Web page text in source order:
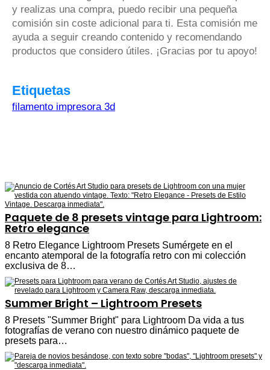
y realizas una compra, puedo recibir una pequeña
comisión sin coste adicional para ti. Esta comisión me
ayuda a seguir creando contenido y recomendando
productos que considero útiles. ¡Gracias por tu apoyo!
Etiquetas
filamento impresora 3d
Paquete de 8 presets vintage para Lightroom:
Retro elegance
8 Retro Elegance Lightroom Presets Sumérgete en el
encanto atemporal de la fotografía retro con mi colección
exclusiva de 8…
Summer Bright – Lightroom Presets
8 Presets "Summer Bright" para Lightroom Da vida a tus
fotografías de verano con nuestro dinámico paquete de
presets para…